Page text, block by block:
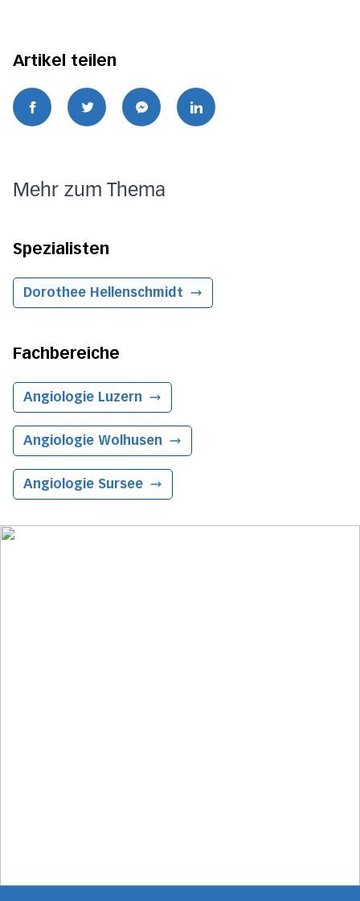
Artikel teilen
Mehr zum Thema
Spezialisten
Dorothee Hellenschmidt
Fachbereiche
Angiologie Luzern
Angiologie Wolhusen
Angiologie Sursee